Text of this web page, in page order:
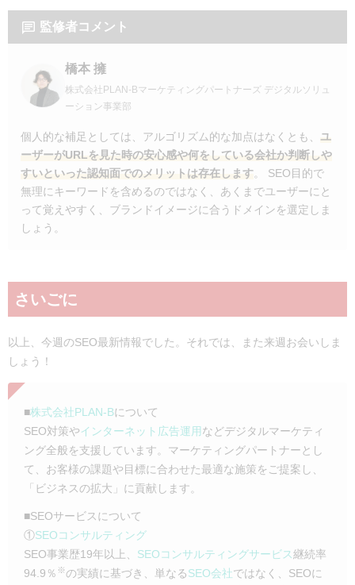
監修者コメント
橋本 擁
株式会社PLAN-Bマーケティングパートナーズ デジタルソリュ
ーション事業部
個人的な補足としては、アルゴリズム的な加点はなくとも、 ユ
ーザーがURLを見た時の安心感や何をしている会社か判断しや
すいといった認知面でのメリットは存在します。 SEO目的で
無理にキーワードを含めるのではなく、あくまでユーザーにと
って覚えやすく、ブランドイメージに合うドメインを選定しま
しょう。
さいごに
以上、今週のSEO最新情報でした。それでは、また来週お会いしま
しょう！
■株式会社PLAN-Bについて
SEO対策やインターネット広告運用 などデジタルマーケティ
ング全般を支援しています。マーケティングパートナーとし
て、お客様の課題や目標に合わせた最適な施策をご提案し、
「ビジネスの拡大」に貢献します。
■SEOサービスについて
①SEOコンサルティング
SEO事業歴19年以上、 SEOコンサルティングサービス継続率
94.9％ ※の実績に基づき、単なるSEO会社ではなく、SEOに